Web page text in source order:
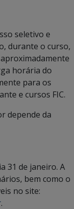
seletivo e
durante o curso,
horária do
para os
e cursos FIC.
depende da
31 de janeiro. A
bem como o
no site:
.